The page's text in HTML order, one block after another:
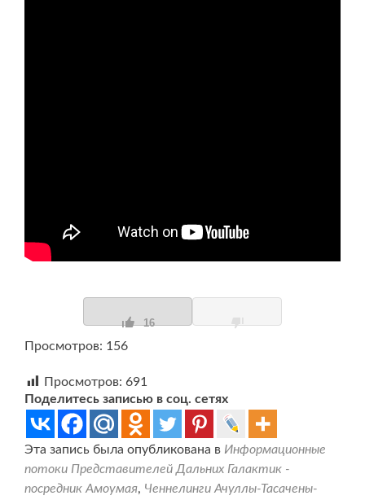
16
Просмотров: 156
Просмотров: 691
Поделитесь записью в соц. сетях
Эта запись была опубликована в Информационные
потоки Представителей Дальних Галактик -
посредник Амоумая, Ченнелинги Ачуллы-Тасачены-